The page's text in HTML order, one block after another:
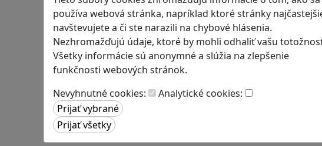
používa webová stránka, napríklad ktoré stránky
navštevujete a či ste narazili na chybové hlásenia.
Nezhromažďujú údaje, ktoré by mohli odhaliť vašu
Všetky informácie sú anonymné a slúžia na zlepšenie
funkčnosti webových stránok.
Nevyhnutné cookies:
Analytické cookies: